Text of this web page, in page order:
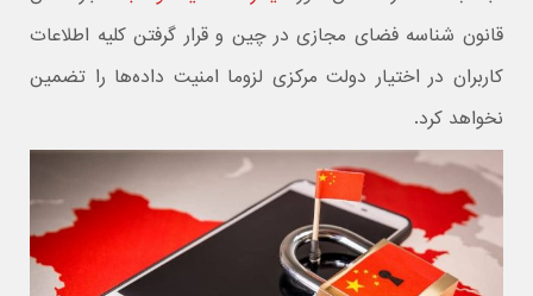
قانون شناسه فضای مجازی در چین و قرار گرفتن کلیه اطلاعات
کاربران در اختیار دولت مرکزی لزوما امنیت داده‌ها را تضمین
نخواهد کرد.